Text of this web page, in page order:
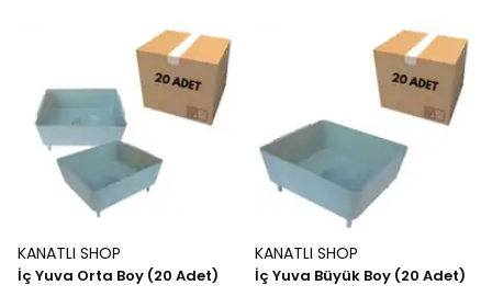
KANATLI SHOP
İç Yuva Orta Boy (20 Adet)
KANATLI SHOP
İç Yuva Büyük Boy (20 Adet)